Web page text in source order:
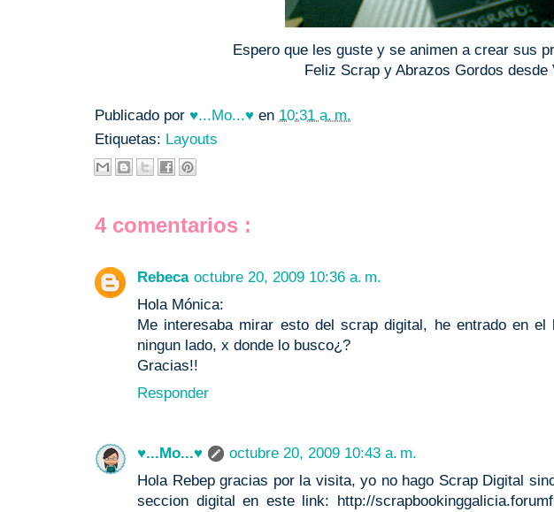
Espero que les guste y se animen a crear sus
Feliz Scrap y Abrazos Gordos desde
Publicado por ♥...Mo...♥ en 10:31 a. m.
Etiquetas: Layouts
4 comentarios :
Rebeca octubre 20, 2009 10:36 a. m.
Hola Mónica:
Me interesaba mirar esto del scrap digital, he entrado en
ningun lado, x donde lo busco¿?
Gracias!!
Responder
♥...Mo...♥
octubre 20, 2009 10:43 a. m.
Hola Rebep gracias por la visita, yo no hago Scrap Digital
seccion digital en este link: http://